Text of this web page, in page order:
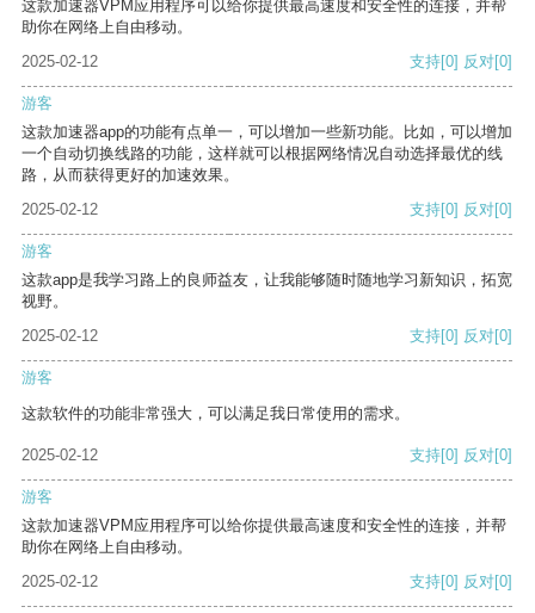
这款加速器VPM应用程序可以给你提供最高速度和安全性的连接，并帮
助你在网络上自由移动。
2025-02-12
支持[0] 反对[0]
游客
这款加速器app的功能有点单一，可以增加一些新功能。比如，可以增加
一个自动切换线路的功能，这样就可以根据网络情况自动选择最优的线
路，从而获得更好的加速效果。
2025-02-12
支持[0] 反对[0]
游客
这款app是我学习路上的良师益友，让我能够随时随地学习新知识，拓宽
视野。
2025-02-12
支持[0] 反对[0]
游客
这款软件的功能非常强大，可以满足我日常使用的需求。
2025-02-12 支持[0] 反对[0]
游客
这款加速器VPM应用程序可以给你提供最高速度和安全性的连接，并帮
助你在网络上自由移动。
2025-02-12
支持[0] 反对[0]